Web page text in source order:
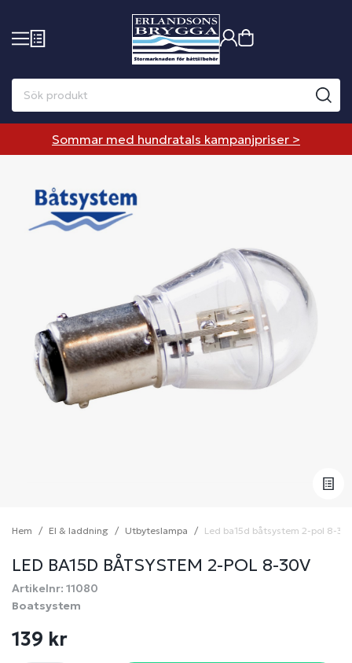
Sommar med hundratals kampanjpriser >
Hem El & laddning Utbyteslampa Led ba15d båtsystem 2-pol 8-
LED BA15D BÅTSYSTEM 2-POL 8-30V
Artikelnr: 11080
Boatsystem
139 kr